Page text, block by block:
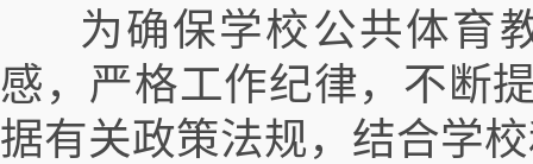
为确保学校公共体育
感，严格工作纪律，不断
据有关政策法规，结合学